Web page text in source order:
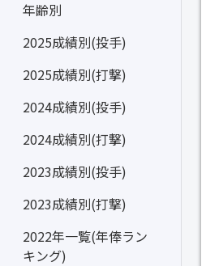
年齢別
2025成績別(投手)
2025成績別(打撃)
2024成績別(投手)
2024成績別(打撃)
2023成績別(投手)
2023成績別(打撃)
2022年一覧(年俸ラン
キング)